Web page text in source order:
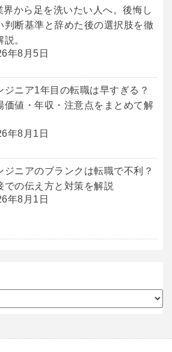
界から足を洗いたい人へ。後悔し
判断基準と辞めた後の選択肢を徹
説。
年8月5日
ジニア1年目の転職は早すぎる？
価値・年収・注意点をまとめて解
年8月1日
ジニアのブランクは転職で不利？
での伝え方と対策を解説
年8月1日